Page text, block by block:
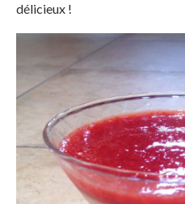
délicieux !